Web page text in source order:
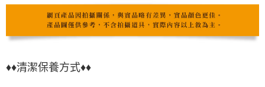
♦♦清潔保養方式♦♦